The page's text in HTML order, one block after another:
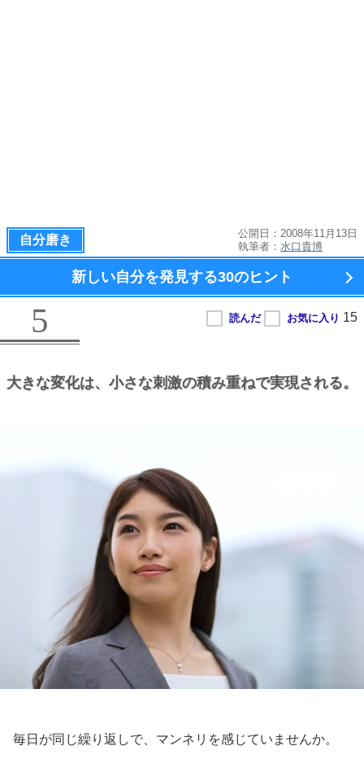
自分磨き
公開日：2008年11月13日
執筆者： 水口貴博
新しい自分を発見する30のヒント
5
大きな変化は、 小さな刺激の積み重ねで実現される。
毎日が同じ繰り返しで、マンネリを感じていませんか。